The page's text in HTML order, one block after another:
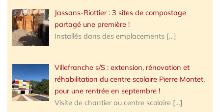
Jassans-Riottier : 3 sites de compostage
partagé une première !
Installés dans des emplacements […]
Villefranche s/S : extension, rénovation et
réhabilitation du centre scolaire Pierre Montet,
pour une rentrée en septembre !
Visite de chantier au centre scolaire […]